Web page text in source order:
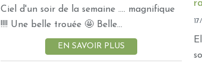
Ciel d'un soir de la semaine .... magnifique
!!!! Une belle trouée 🤩 Belle...
EN SAVOIR PLUS